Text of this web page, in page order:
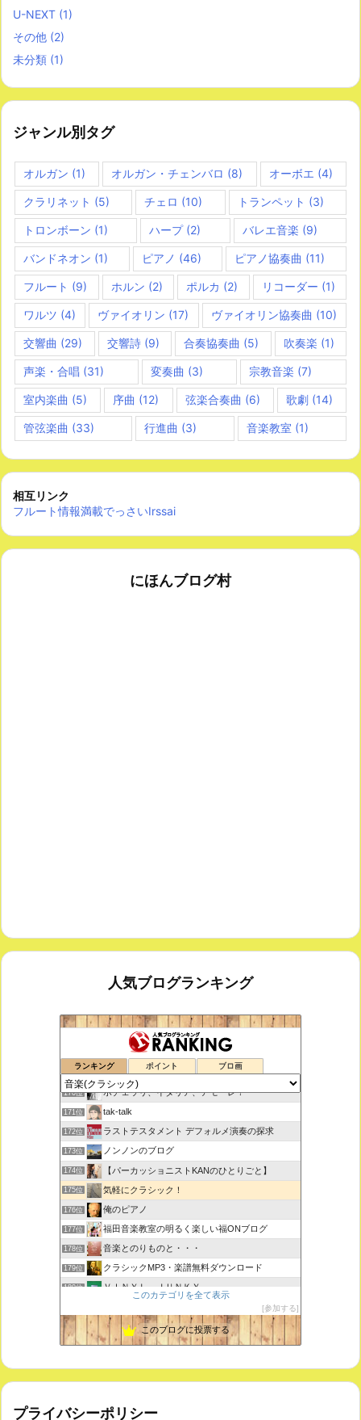
U-NEXT (1)
その他 (2)
未分類 (1)
ジャンル別タグ
オルガン (1) オルガン・チェンバロ (8) オーボエ (4)
クラリネット (5) チェロ (10) トランペット (3)
トロンボーン (1) ハープ(2) バレエ音楽 (9)
バンドネオン (1) ピアノ (46) ピアノ協奏曲 (11)
フルート (9) ホルン (2) ポルカ (2) リコーダー (1)
ワルツ (4) ヴァイオリン (17) ヴァイオリン協奏曲 (10)
交響曲 (29) 交響詩(9) 合奏協奏曲 (5) 吹奏楽 (1)
声楽・合唱 (31) 変奏曲 (3) 宗教音楽 (7)
室内楽曲 (5) 序曲 (12) 弦楽合奏曲 (6) 歌劇(14)
管弦楽曲 (33) 行進曲 (3) 音楽教室 (1)
相互リンク
フルート情報満載でっさいIrssai
にほんブログ村
人気ブログランキング
ランキング ポイント ブロ画
思えば遠くへ来たもんだ
169位 室内楽コンサート・レッスンいたします
170位 ボチェッリ、イタリア、アモーレ！
171位 tak-talk
172位 ラストテスタメント デフォルメ演奏の探求
173位 ノンノンのブログ
174位 【パーカッショニストKANのひとりごと】
175位 気軽にクラシック！
176位 俺のピアノ
177位 福田音楽教室の明るく楽しい福ONブログ
178位 音楽とのりものと・・・
179位 クラシックMP3・楽譜無料ダウンロード
180位 ＶＩＮＹＬ ＪＵＮＫＹ
182位 未来の音楽研究所 音楽哲学・思想 平林 遼
このカテゴリを全て表示
参加する
このブログに投票する
プライバシーポリシー